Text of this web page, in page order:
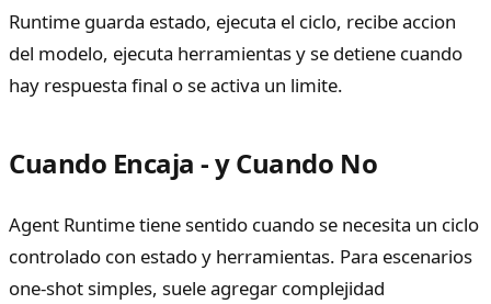
Runtime guarda estado, ejecuta el ciclo, recibe accion
del modelo, ejecuta herramientas y se detiene cuando
hay respuesta final o se activa un limite.
Cuando Encaja - y Cuando No
Agent Runtime tiene sentido cuando se necesita un ciclo
controlado con estado y herramientas. Para escenarios
one-shot simples, suele agregar complejidad